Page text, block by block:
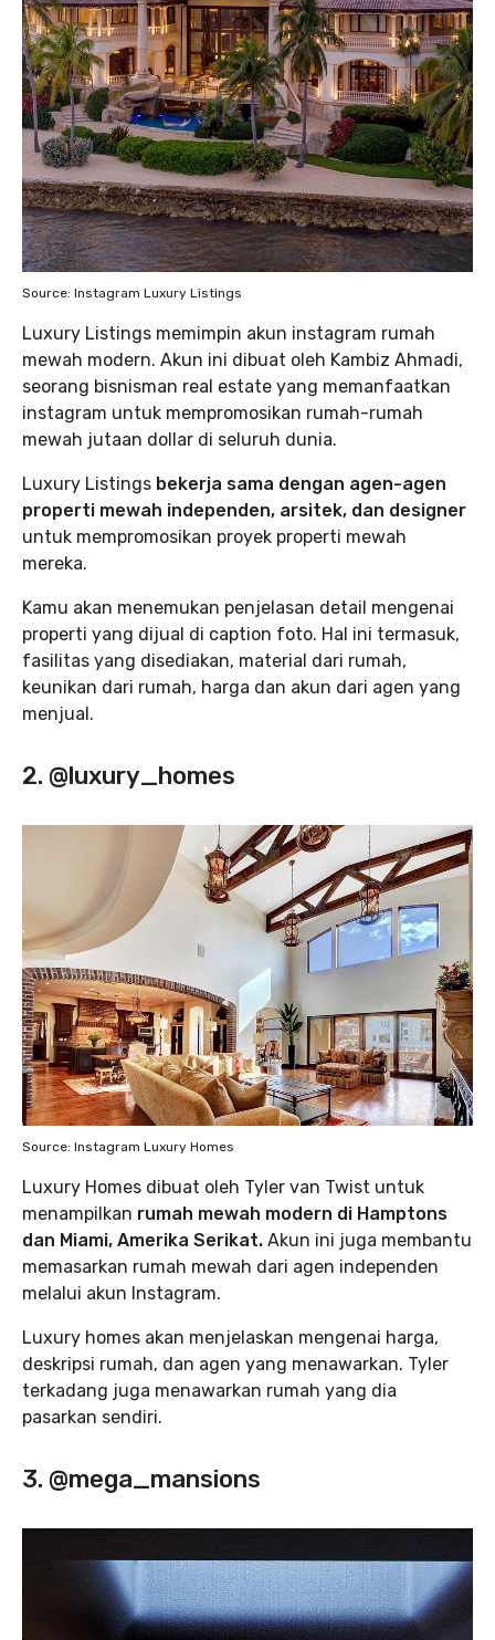
Source: Instagram Luxury Listings
Luxury Listings memimpin akun instagram rumah
mewah modern. Akun ini dibuat oleh Kambiz Ahmadi,
seorang bisnisman real estate yang memanfaatkan
instagram untuk mempromosikan rumah-rumah
mewah jutaan dollar di seluruh dunia.
Luxury Listings bekerja sama dengan agen-agen
properti mewah independen, arsitek, dan designer
untuk mempromosikan proyek properti mewah
mereka.
Kamu akan menemukan penjelasan detail mengenai
properti yang dijual di caption foto. Hal ini termasuk,
fasilitas yang disediakan, material dari rumah,
keunikan dari rumah, harga dan akun dari agen yang
menjual.
2. @luxury_homes
Source: Instagram Luxury Homes
Luxury Homes dibuat oleh Tyler van Twist untuk
menampilkan rumah mewah modern di Hamptons
dan Miami, Amerika Serikat. Akun ini juga membantu
memasarkan rumah mewah dari agen independen
melalui akun Instagram.
Luxury homes akan menjelaskan mengenai harga,
deskripsi rumah, dan agen yang menawarkan. Tyler
terkadang juga menawarkan rumah yang dia
pasarkan sendiri.
3. @mega_mansions